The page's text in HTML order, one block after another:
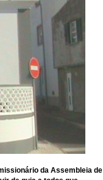
da Assembleia de